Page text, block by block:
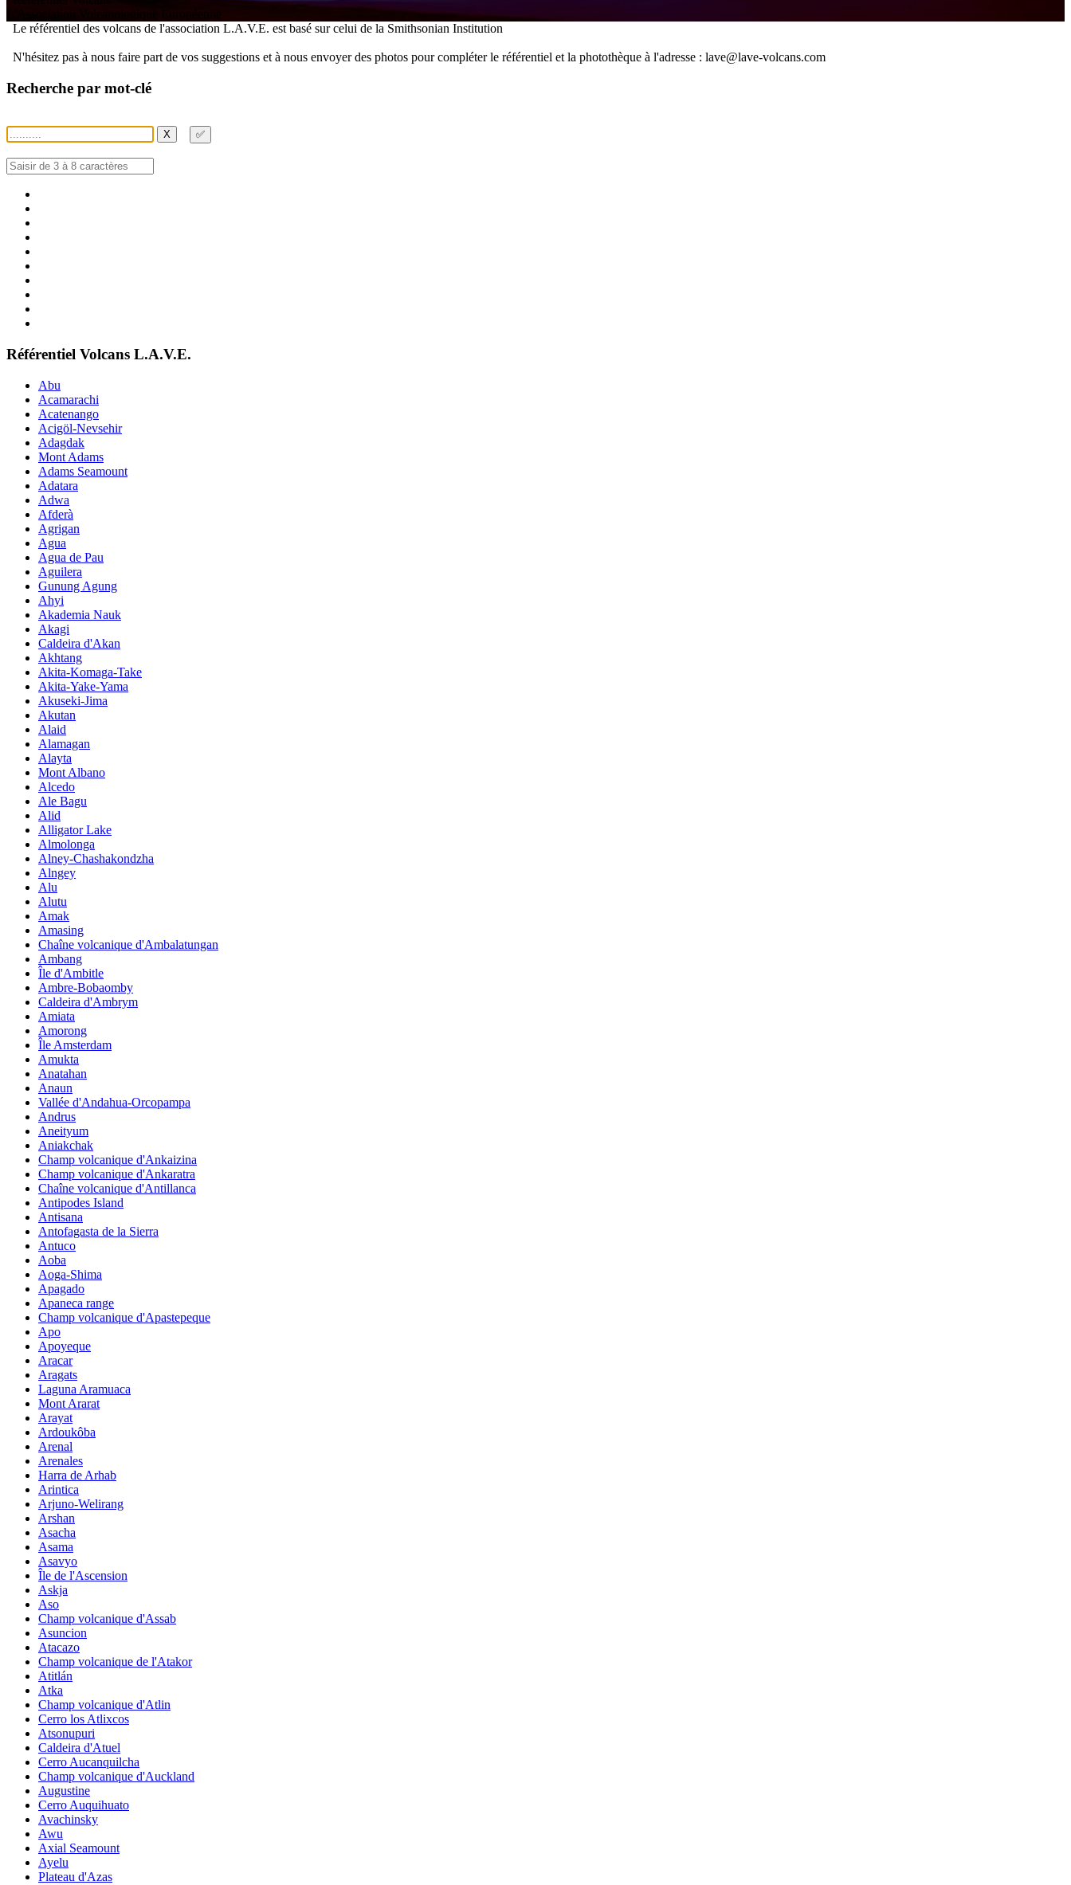
olcanologique
Le référentiel des volcans de l'association L.A.V.E. est basé sur celui de la Smithsonian Institution
N'hésitez pas à nous faire part de vos suggestions et à nous envoyer des photos pour compléter le référentiel et la photothèque à l'adresse : lave@lave-volcans.com
Recherche par mot-clé
X ✅
Référentiel Volcans L.A.V.E.
Abu
Acamarachi
Acatenango
Acigöl-Nevsehir
Adagdak
Mont Adams
Adams Seamount
Adatara
Adwa
Afderà
Agrigan
Agua
Agua de Pau
Aguilera
Gunung Agung
Ahyi
Akademia Nauk
Akagi
Caldeira d'Akan
Akhtang
Akita-Komaga-Take
Akita-Yake-Yama
Akuseki-Jima
Akutan
Alaid
Alamagan
Alayta
Mont Albano
Alcedo
Ale Bagu
Alid
Alligator Lake
Almolonga
Alney-Chashakondzha
Alngey
Alu
Alutu
Amak
Amasing
Chaîne volcanique d'Ambalatungan
Ambang
Île d'Ambitle
Ambre-Bobaomby
Caldeira d'Ambrym
Amiata
Amorong
Île Amsterdam
Amukta
Anatahan
Anaun
Vallée d'Andahua-Orcopampa
Andrus
Aneityum
Aniakchak
Champ volcanique d'Ankaizina
Champ volcanique d'Ankaratra
Chaîne volcanique d'Antillanca
Antipodes Island
Antisana
Antofagasta de la Sierra
Antuco
Aoba
Aoga-Shima
Apagado
Apaneca range
Champ volcanique d'Apastepeque
Apo
Apoyeque
Aracar
Aragats
Laguna Aramuaca
Mont Ararat
Arayat
Ardoukôba
Arenal
Arenales
Harra de Arhab
Arintica
Arjuno-Welirang
Arshan
Asacha
Asama
Asavyo
Île de l'Ascension
Askja
Aso
Champ volcanique d'Assab
Asuncion
Atacazo
Champ volcanique de l'Atakor
Atitlán
Atka
Champ volcanique d'Atlin
Cerro los Atlixcos
Atsonupuri
Caldeira d'Atuel
Cerro Aucanquilcha
Champ volcanique d'Auckland
Augustine
Cerro Auquihuato
Avachinsky
Awu
Axial Seamount
Ayelu
Plateau d'Azas